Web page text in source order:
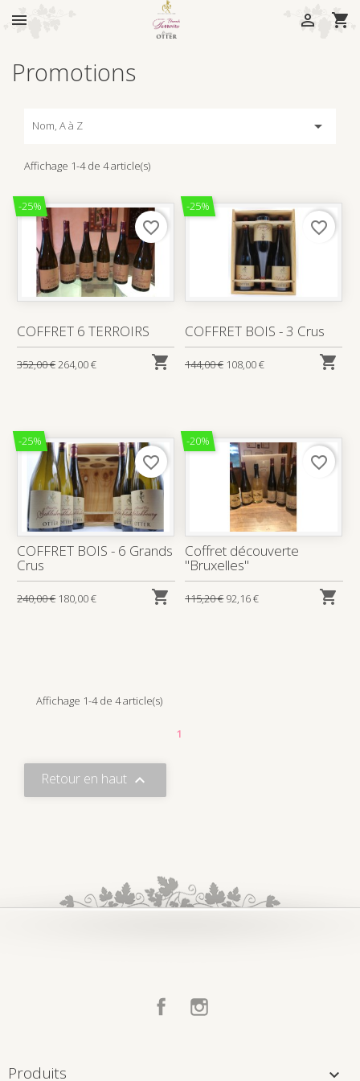
 

Promotions
Nom, A à Z 
Affichage 1-4 de 4 article(s)
-25%
COFFRET 6 TERROIRS
352,00 €264,00 € 
favorite_border
-25%
COFFRET BOIS - 3 Crus
144,00 € 108,00 € 
favorite_border
-25%
COFFRET BOIS - 6 Grands
Crus
240,00 € 180,00 € 
favorite_border
-20%
Coffret découverte
"Bruxelles"
115,20 € 92,16 € 
favorite_border
Affichage 1-4 de 4 article(s)
1
Retour en haut 
Facebook
Produits 